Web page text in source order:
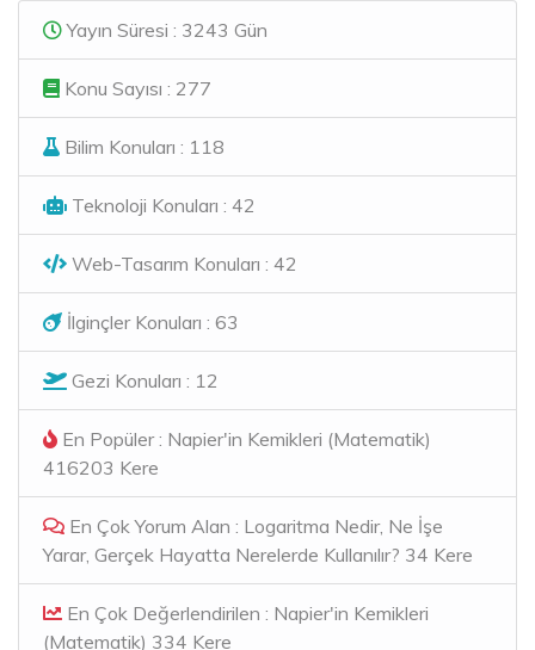
Yayın Süresi : 3243 Gün
Konu Sayısı : 277
Bilim Konuları : 118
Teknoloji Konuları : 42
Web-Tasarım Konuları : 42
İlginçler Konuları : 63
Gezi Konuları : 12
En Popüler : Napier'in Kemikleri (Matematik)
416203 Kere
En Çok Yorum Alan : Logaritma Nedir, Ne İşe
Yarar, Gerçek Hayatta Nerelerde Kullanılır? 34 Kere
En Çok Değerlendirilen : Napier'in Kemikleri
(Matematik) 334 Kere